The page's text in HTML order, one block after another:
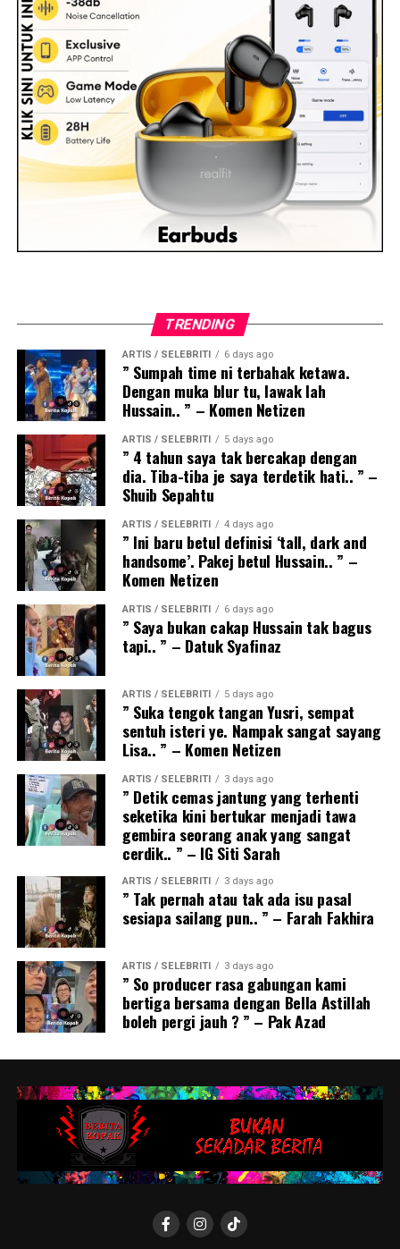
TRENDING
ARTIS / SELEBRITI 6 days ago
” Sumpah time ni terbahak ketawa.
Dengan muka blur tu, lawak lah
Hussain.. ” – Komen Netizen
ARTIS / SELEBRITI 5 days ago
” 4 tahun saya tak bercakap dengan
dia. Tiba-tiba je saya terdetik hati.. ” –
Shuib Sepahtu
ARTIS / SELEBRITI 4 days ago
” Ini baru betul definisi ‘tall, dark and
handsome’. Pakej betul Hussain.. ” –
Komen Netizen
ARTIS / SELEBRITI 6 days ago
” Saya bukan cakap Hussain tak bagus
tapi.. ” – Datuk Syafinaz
ARTIS / SELEBRITI 5 days ago
” Suka tengok tangan Yusri, sempat
sentuh isteri ye. Nampak sangat sayang
Lisa.. ” – Komen Netizen
ARTIS / SELEBRITI 3 days ago
” Detik cemas jantung yang terhenti
seketika kini bertukar menjadi tawa
gembira seorang anak yang sangat
cerdik.. ” – IG Siti Sarah
ARTIS / SELEBRITI 3 days ago
” Tak pernah atau tak ada isu pasal
sesiapa sailang pun.. ” – Farah Fakhira
ARTIS / SELEBRITI 3 days ago
” So producer rasa gabungan kami
bertiga bersama dengan Bella Astillah
boleh pergi jauh ? ” – Pak Azad